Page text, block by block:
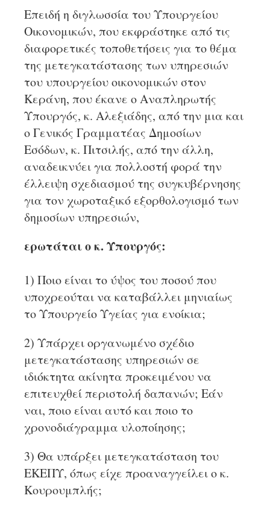
Επειδή η διγλωσσία του Υπουργείου
Οικονομικών, που εκφράστηκε από τις
διαφορετικές τοποθετήσεις για το θέμα
της μετεγκατάστασης των υπηρεσιών
του υπουργείου οικονομικών στον
Κεράνη, που έκανε ο Αναπληρωτής
Υπουργός, κ. Αλεξιάδης, από την μια και
ο Γενικός Γραμματέας Δημοσίων
Εσόδων, κ. Πιτσιλής, από την άλλη,
αναδεικνύει για πολλοστή φορά την
έλλειψη σχεδιασμού της συγκυβέρνησης
για τον χωροταξικό εξορθολογισμό των
δημοσίων υπηρεσιών,
ερωτάται ο κ. Υπουργός:
1) Ποιο είναι το ύψος του ποσού που
υποχρεούται να καταβάλλει μηνιαίως
το Υπουργείο Υγείας για ενοίκια;
2) Υπάρχει οργανωμένο σχέδιο
μετεγκατάστασης υπηρεσιών σε
ιδιόκτητα ακίνητα προκειμένου να
επιτευχθεί περιστολή δαπανών; Εάν
ναι, ποιο είναι αυτό και ποιο το
χρονοδιάγραμμα υλοποίησης;
3) Θα υπάρξει μετεγκατάσταση του
ΕΚΕΠΥ, όπως είχε προαναγγείλει ο κ.
Κουρουμπλής;